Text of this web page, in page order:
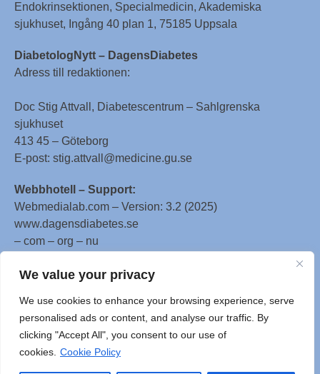
We value your privacy
We use cookies to enhance your browsing experience, serve
personalised ads or content, and analyse our traffic. By
clicking "Accept All", you consent to our use of
cookies. Cookie Policy
Endokrinsektionen, Specialmedicin, Akademiska
sjukhuset, Ingång 40 plan 1, 75185 Uppsala
DiabetologNytt – DagensDiabetes
Adress till redaktionen:
Doc Stig Attvall, Diabetescentrum – Sahlgrenska
sjukhuset
413 45 – Göteborg
E-post: stig.attvall@medicine.gu.se
Webbhotell – Support:
Webmedialab.com – Version: 3.2 (2025)
www.dagensdiabetes.se
– com – org – nu
All material on this website
WebMD LLC. This website also contains material
copyrighted by 3rd parties.